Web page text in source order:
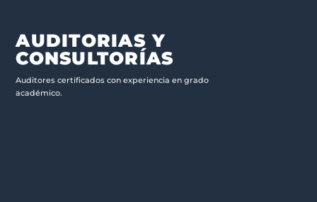
AUDITORIAS Y
CONSULTORÍAS
Auditores certificados con experiencia en grado
académico.